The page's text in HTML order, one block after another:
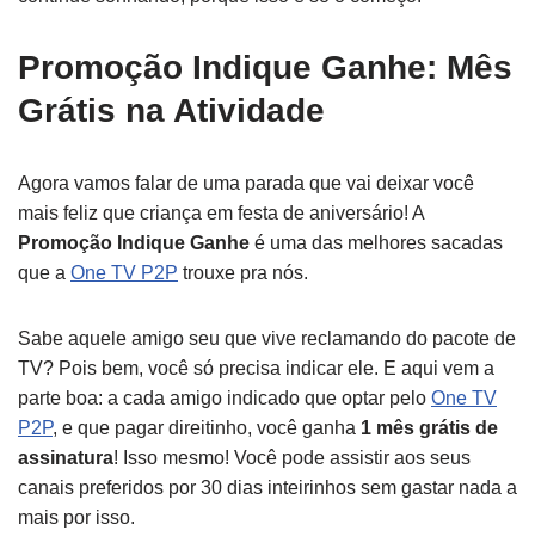
Promoção Indique Ganhe: Mês
Grátis na Atividade
Agora vamos falar de uma parada que vai deixar você
mais feliz que criança em festa de aniversário! A
Promoção Indique Ganhe é uma das melhores sacadas
que a One TV P2P trouxe pra nós.
Sabe aquele amigo seu que vive reclamando do pacote de
TV? Pois bem, você só precisa indicar ele. E aqui vem a
parte boa: a cada amigo indicado que optar pelo One TV
P2P, e que pagar direitinho, você ganha 1 mês grátis de
assinatura! Isso mesmo! Você pode assistir aos seus
canais preferidos por 30 dias inteirinhos sem gastar nada a
mais por isso.